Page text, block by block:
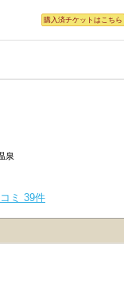
購入済チケットはこちら
泉
ミ 39件